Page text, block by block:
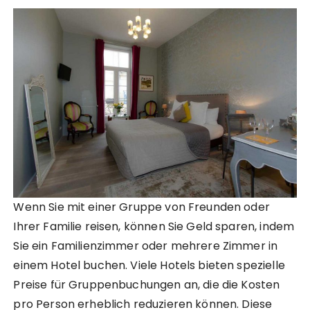
Wenn Sie mit einer Gruppe von Freunden oder
Ihrer Familie reisen, können Sie Geld sparen, indem
Sie ein Familienzimmer oder mehrere Zimmer in
einem Hotel buchen. Viele Hotels bieten spezielle
Preise für Gruppenbuchungen an, die die Kosten
pro Person erheblich reduzieren können. Diese